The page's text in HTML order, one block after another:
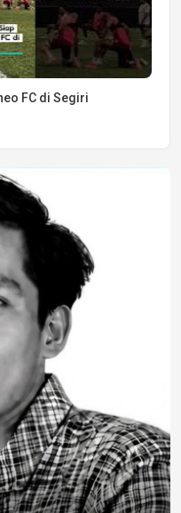
FC di Segiri